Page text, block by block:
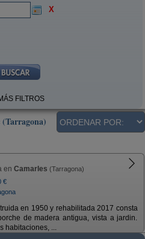
X
FILTROS
en Camarles (Tarragona)
€
en 1950 y rehabilitada 2017 consta
de madera antigua, vista a jardin.
habitaciones, ...